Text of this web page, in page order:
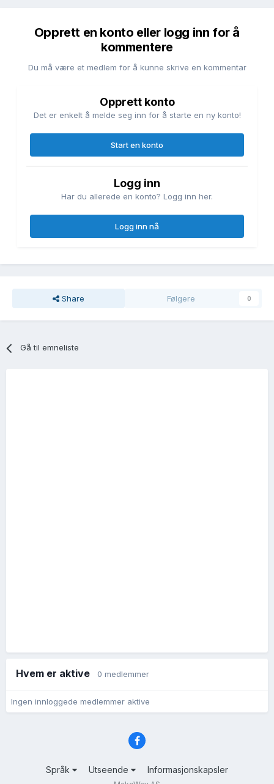
Opprett en konto eller logg inn for å
kommentere
Du må være et medlem for å kunne skrive en kommentar
Opprett konto
Det er enkelt å melde seg inn for å starte en ny konto!
Start en konto
Logg inn
Har du allerede en konto? Logg inn her.
Logg inn nå
Share Følgere 0
Gå til emneliste
Hvem er aktive 0 medlemmer
Ingen innloggede medlemmer aktive
Språk Utseende Informasjonskapsler